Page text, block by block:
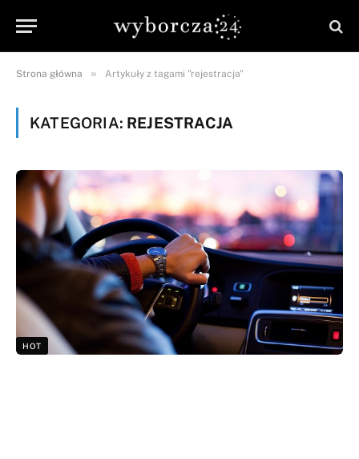
Strona główna » Artykuły z tagami "rejestracja"
KATEGORIA: REJESTRACJA
HOT